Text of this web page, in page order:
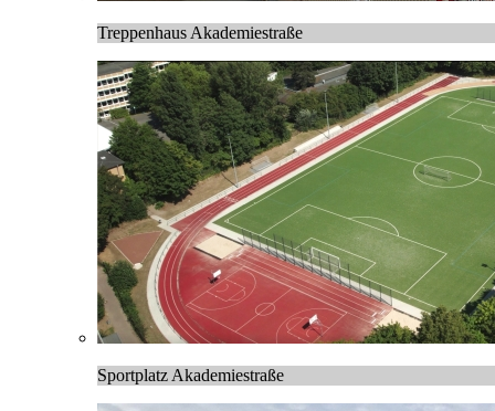
Treppenhaus Akademiestraße
Sportplatz Akademiestraße